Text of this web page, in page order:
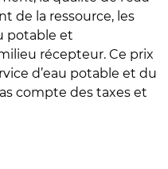
de la ressource, les
potable et
récepteur. Ce prix
d’eau potable et du
compte des taxes et